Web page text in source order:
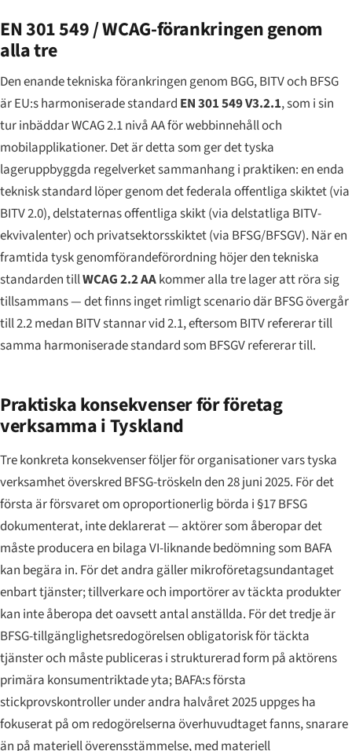
EN 301 549 / WCAG-förankringen genom
alla tre
Den enande tekniska förankringen genom BGG, BITV och BFSG
är EU:s harmoniserade standard EN 301 549 V3.2.1, som i sin
tur inbäddar WCAG 2.1 nivå AA för webbinnehåll och
mobilapplikationer. Det är detta som ger det tyska
lageruppbyggda regelverket sammanhang i praktiken: en enda
teknisk standard löper genom det federala offentliga skiktet (via
BITV 2.0), delstaternas offentliga skikt (via delstatliga BITV-
ekvivalenter) och privatsektorsskiktet (via BFSG/BFSGV). När en
framtida tysk genomförandeförordning höjer den tekniska
standarden tillWCAG 2.2 AAkommer alla tre lager att röra sig
tillsammans — det finns inget rimligt scenario där BFSG övergår
till 2.2 medan BITV stannar vid 2.1, eftersom BITV refererar till
samma harmoniserade standard som BFSGV refererar till.
Praktiska konsekvenser för företag
verksamma i Tyskland
Tre konkreta konsekvenser följer för organisationer vars tyska
verksamhet överskred BFSG-tröskeln den 28 juni 2025. För det
första är försvaret om oproportionerlig börda i §17 BFSG
dokumenterat, inte deklarerat — aktörer som åberopar det
måste producera en bilaga VI-liknande bedömning som BAFA
kan begära in. För det andra gäller mikroföretagsundantaget
enbart tjänster; tillverkare och importörer av täckta produkter
kan inte åberopa det oavsett antal anställda. För det tredje är
BFSG-tillgänglighetsredogörelsen obligatorisk för täckta
tjänster och måste publiceras i strukturerad form på aktörens
primära konsumentriktade yta; BAFA:s första
stickprovskontroller under andra halvåret 2025 uppges ha
fokuserat på om redogörelserna överhuvudtaget fanns, snarare
än på materiell överensstämmelse, med materiell